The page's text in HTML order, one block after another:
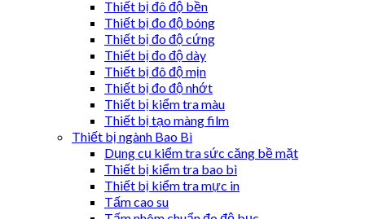
Thiết bị đô độ bền
Thiết bị đo độ bóng
Thiết bị đo độ cứng
Thiết bị đo độ dày
Thiết bị đô độ mịn
Thiết bị đo độ nhớt
Thiết bị kiểm tra màu
Thiết bị tạo màng film
Thiết bị ngành Bao Bì
Dụng cụ kiểm tra sức căng bề mặt
Thiết bị kiểm tra bao bì
Thiết bị kiểm tra mực in
Tấm cao su